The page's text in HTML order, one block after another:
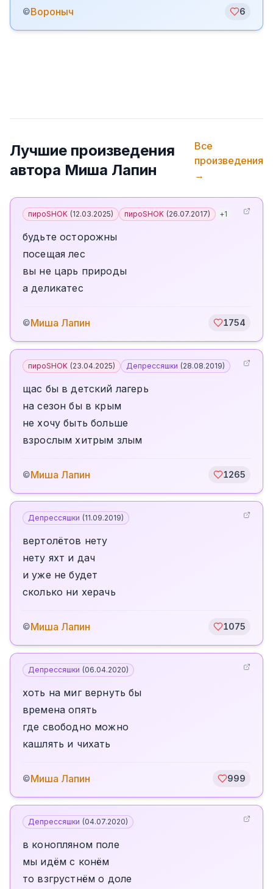
©Вороныч 6
Лучшие произведения
автора Миша Лапин
Все
произведения
→
пироSHOK (12.03.2025) пироSHOK (26.07.2017) +1
будьте осторожны
посещая лес
вы не царь природы
а деликатес
©Миша Лапин 1754
пироSHOK (23.04.2025) Депрессяшки (28.08.2019)
щас бы в детский лагерь
на сезон бы в крым
не хочу быть больше
взрослым хитрым злым
©Миша Лапин 1265
Депрессяшки (11.09.2019)
вертолётов нету
нету яхт и дач
и уже не будет
сколько ни херачь
©Миша Лапин 1075
Депрессяшки (06.04.2020)
хоть на миг вернуть бы
времена опять
где свободно можно
кашлять и чихать
©Миша Лапин 999
Депрессяшки (04.07.2020)
в конопляном поле
мы идём с конём
то взгрустнём о доле